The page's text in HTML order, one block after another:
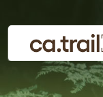
contenido